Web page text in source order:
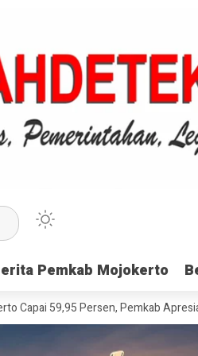
Pemkab Mojokerto
Pemkab Mojokerto
Persen, Pemkab Apresiasi Wajib